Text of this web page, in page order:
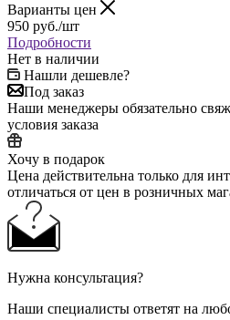
Варианты цен
950 руб./шт
Подробности
Нет в наличии
Нашли дешевле?
Под заказ
Наши менеджеры обязательно
условия заказа
Хочу в подарок
Цена действительна только для
отличаться от цен в розничных
Нужна консультация?
Наши специалисты ответят на